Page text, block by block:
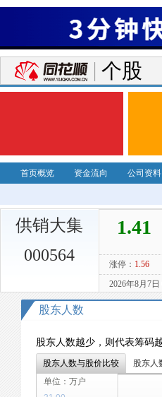
个股
首页概览 资金流向 公司资料
供销大集
000564